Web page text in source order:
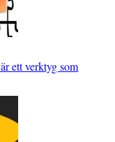
är ett verktyg som